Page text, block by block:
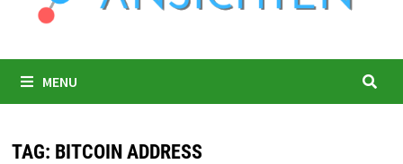
MENU
TAG: BITCOIN ADDRESS